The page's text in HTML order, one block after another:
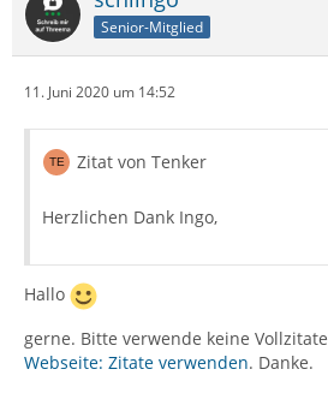
Senior-Mitglied
11. Juni 2020 um 14:52
Zitat von Tenker
Herzlichen Dank Ingo,
Hallo
gerne. Bitte verwende keine
Webseite: Zitate verwenden. Danke.